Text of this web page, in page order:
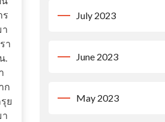
ร
า
.
ก
ย
July 2023
June 2023
May 2023